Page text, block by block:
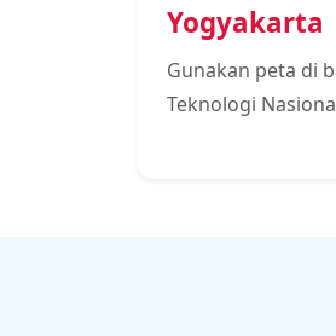
Yogyakarta
Gunakan peta di
Teknologi